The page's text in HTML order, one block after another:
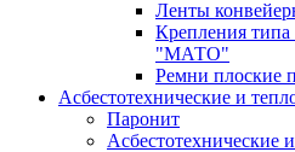
Ленты
Крепления
"МАТО"
Ремни плоские
Асбестотехнические и
Паронит
Асбестотехнические